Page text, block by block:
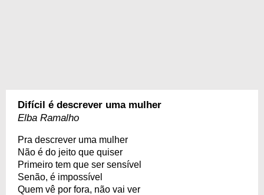
Difícil é descrever uma mulher
Elba Ramalho
Pra descrever uma mulher
Não é do jeito que quiser
Primeiro tem que ser sensível
Senão, é impossível
Quem vê por fora, não vai ver